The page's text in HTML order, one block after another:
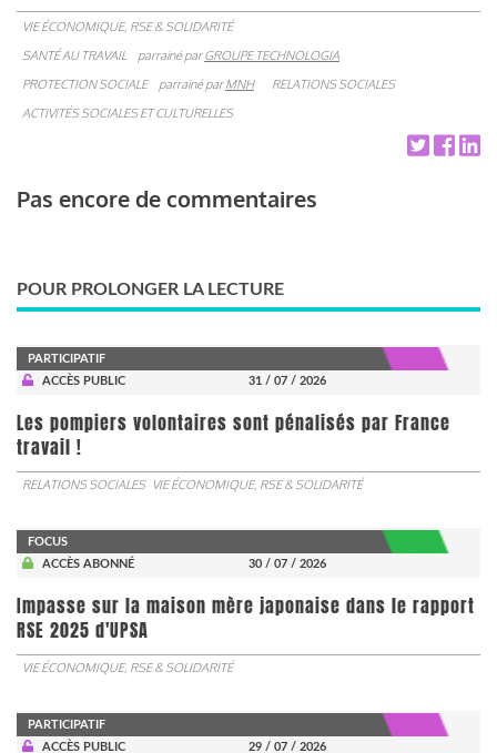
VIE ÉCONOMIQUE, RSE & SOLIDARITÉ
SANTÉ AU TRAVAIL
parrainé parGROUPE TECHNOLOGIA
PROTECTION SOCIALE
parrainé parMNH
RELATIONS SOCIALES
ACTIVITÉS SOCIALES ET CULTURELLES
Pas encore de commentaires
POUR PROLONGER LA LECTURE
PARTICIPATIF
ACCÈS PUBLIC
31 / 07 / 2026
Les pompiers volontaires sont pénalisés par France
travail !
RELATIONS SOCIALES VIE ÉCONOMIQUE, RSE & SOLIDARITÉ
FOCUS
ACCÈS ABONNÉ
30 / 07 / 2026
Impasse sur la maison mère japonaise dans le rapport
RSE 2025 d'UPSA
VIE ÉCONOMIQUE, RSE & SOLIDARITÉ
PARTICIPATIF
ACCÈS PUBLIC
29 / 07 / 2026